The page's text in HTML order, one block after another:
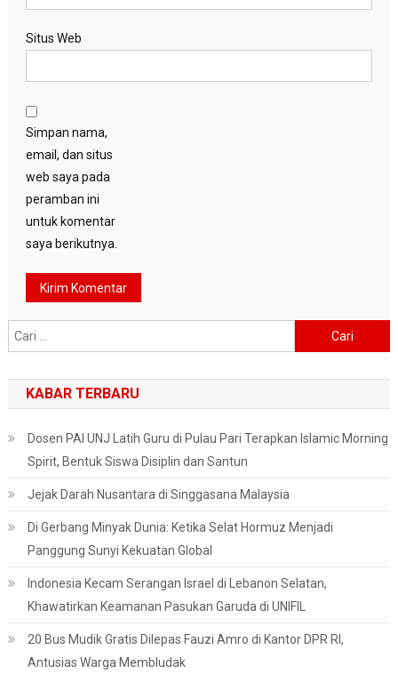
Situs Web
Simpan nama,
email, dan situs
web saya pada
peramban ini
untuk komentar
saya berikutnya.
untuk:
KABAR TERBARU
Dosen PAI UNJ Latih Guru di Pulau Pari Terapkan Islamic Morning
Spirit, Bentuk Siswa Disiplin dan Santun
Jejak Darah Nusantara di Singgasana Malaysia
Di Gerbang Minyak Dunia: Ketika Selat Hormuz Menjadi
Panggung Sunyi Kekuatan Global
Indonesia Kecam Serangan Israel di Lebanon Selatan,
Khawatirkan Keamanan Pasukan Garuda di UNIFIL
20 Bus Mudik Gratis Dilepas Fauzi Amro di Kantor DPR RI,
Antusias Warga Membludak